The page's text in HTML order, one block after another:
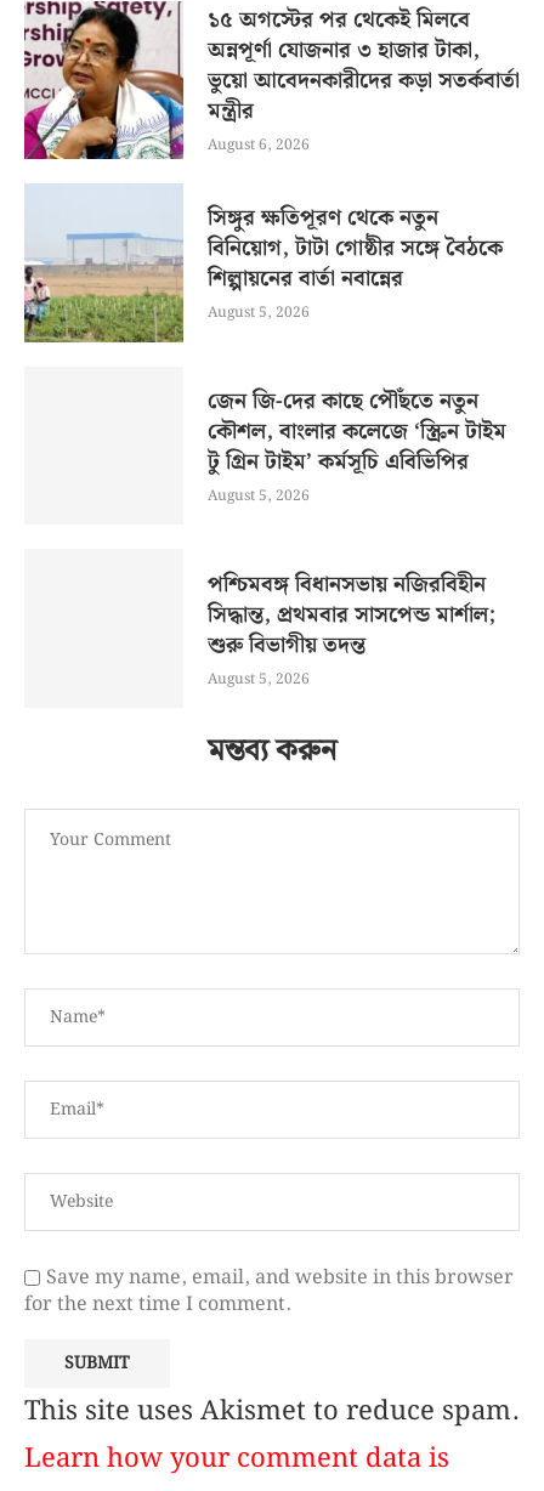
১৫ অগস্টের পর থেকেই মিলবে
অন্নপূর্ণা যোজনার ৩ হাজার টাকা,
ভুয়ো আবেদনকারীদের কড়া সতর্কবার্তা
মন্ত্রীর
August 6, 2026
সিঙ্গুর ক্ষতিপূরণ থেকে নতুন
বিনিয়োগ, টাটা গোষ্ঠীর সঙ্গে বৈঠকে
শিল্পায়নের বার্তা নবান্নের
August 5, 2026
জেন জি-দের কাছে পৌঁছতে নতুন
কৌশল, বাংলার কলেজে ‘স্ক্রিন টাইম
টু গ্রিন টাইম’ কর্মসূচি এবিভিপির
August 5, 2026
পশ্চিমবঙ্গ বিধানসভায় নজিরবিহীন
সিদ্ধান্ত, প্রথমবার সাসপেন্ড মার্শাল;
শুরু বিভাগীয় তদন্ত
August 5, 2026
মন্তব্য করুন
Save my name, email, and website in this browser
for the next time I comment.
This site uses Akismet to reduce spam.
Learn how your comment data is